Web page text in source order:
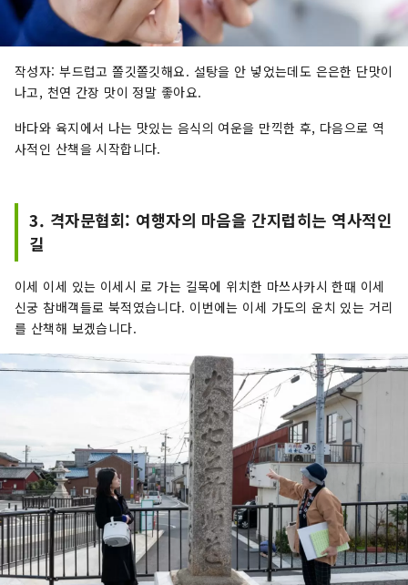
작성자: 부드럽고 쫄깃쫄깃해요. 설탕을 안 넣었는데도 은은한 단맛이
나고, 천연 간장 맛이 정말 좋아요.
바다와 육지에서 나는 맛있는 음식의 여운을 만끽한 후, 다음으로 역
사적인 산책을 시작합니다.
3. 격자문협회: 여행자의 마음을 간지럽히는 역사적인
길
이세 이세 있는 이세시 로 가는 길목에 위치한 마쓰사카시 한때 이세
신궁 참배객들로 북적였습니다. 이번에는 이세 가도의 운치 있는 거리
를 산책해 보겠습니다.